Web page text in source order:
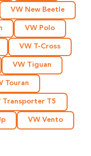
VW New Beetle
VW Polo
VW T-Cross
VW Tiguan
Touran
Transporter T5
VW Vento